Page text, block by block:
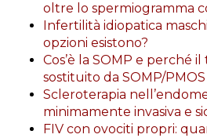
oltre lo spermiogramma
Infertilità idiopatica
opzioni esistono?
Cos’è la SOMP e perché
sostituito da SOMP/PMOS
Scleroterapia
minimamente invasiva e
FIV con ovociti propri: